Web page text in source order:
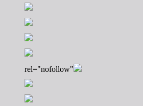
rel="nofollow"